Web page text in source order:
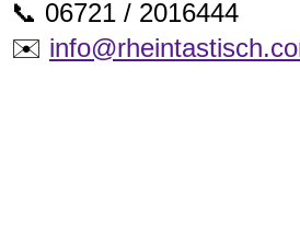
📞 06721 / 2016444
✉️